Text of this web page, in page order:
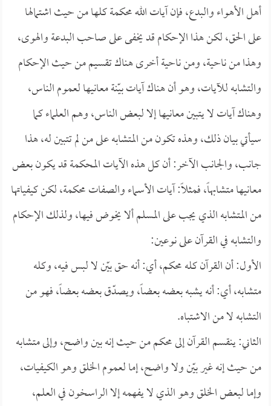
أهل الأهواء والبدع، فإن آيات الله محكمة كلها من حيث اشتمالها
على الحق، لكن هذا الإحكام قد يخفى على صاحب البدعة والهوى،
وهذا من ناحية، ومن ناحية أخرى هناك تقسيم من حيث الإحكام
والتشابه للآيات، وهو أن هناك آيات بيّنة معانيها لعموم الناس،
وهناك آيات لا يتبين معانيها إلا لبعض الناس، وهم العلماء كما
سيأتي بيان ذلك، وهذه تكون من المتشابه على من لم تتبين له، هذا
جانب، والجانب الآخر: أن كل هذه الآيات المحكمة قد يكون بعض
معانيها متشابهاً، فمثلاً: آيات الأسماء والصفات محكمة، لكن كيفياتها
من المتشابه الذي يجب على المسلم ألا يخوض فيها، ولذلك الإحكام
والتشابه في القرآن على نوعين:
الأول: أن القرآن كله محكم، أي: أنه حق بيّن لا لبس فيه، وكله
متشابه، أي: أنه يشبه بعضه بعضاً، ويصدّق بعضه بعضاً، فهو من
التشابه لا من الاشتباه.
الثاني: ينقسم القرآن إلى محكم من حيث إنه بين واضح، وإلى متشابه
من حيث إنه غير بيّن ولا واضح، إما لعموم الخلق وهو الكيفيات،
وإما لبعض الخلق وهو الذي لا يفهمه إلا الراسخون في العلم،